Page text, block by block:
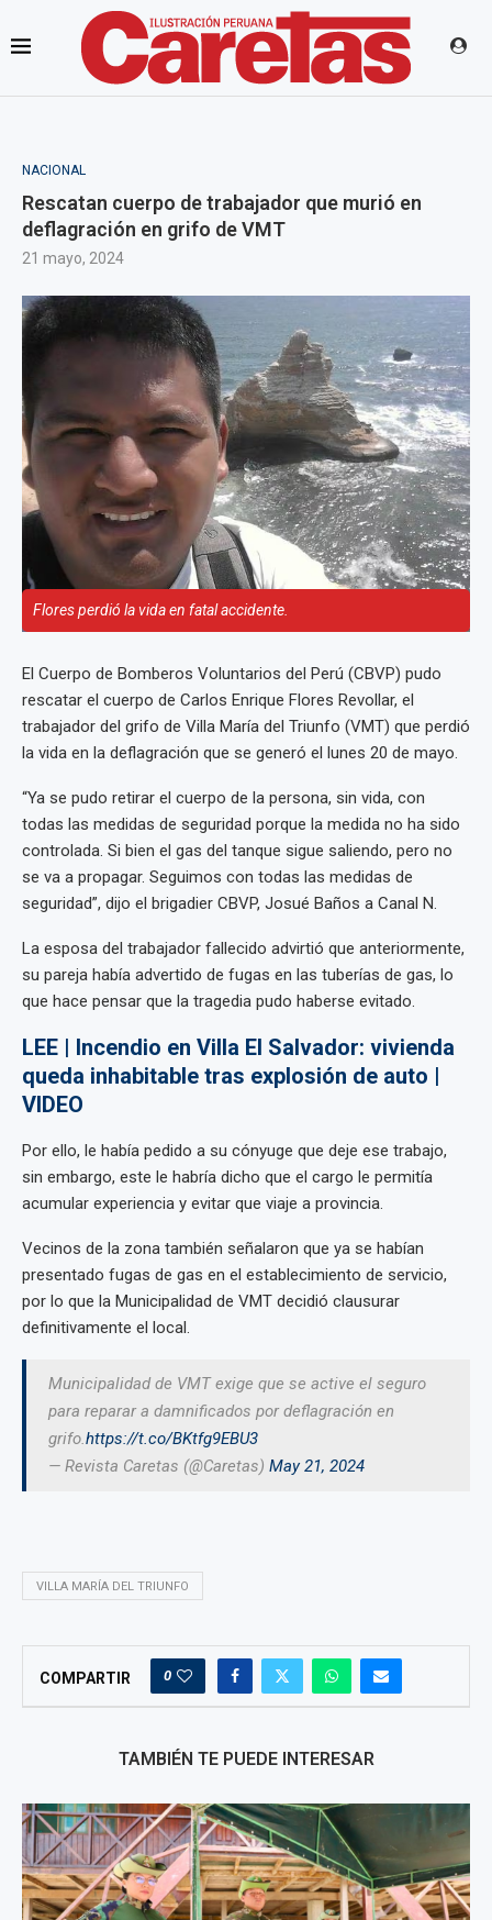
NACIONAL
Rescatan cuerpo de trabajador que murió en
deflagración en grifo de VMT
21 mayo, 2024
Flores perdió la vida en fatal accidente.
El Cuerpo de Bomberos Voluntarios del Perú (CBVP) pudo
rescatar el cuerpo de Carlos Enrique Flores Revollar, el
trabajador del grifo de Villa María del Triunfo (VMT) que perdió
la vida en la deflagración que se generó el lunes 20 de mayo.
“Ya se pudo retirar el cuerpo de la persona, sin vida, con
todas las medidas de seguridad porque la medida no ha sido
controlada. Si bien el gas del tanque sigue saliendo, pero no
se va a propagar. Seguimos con todas las medidas de
seguridad”, dijo el brigadier CBVP, Josué Baños a Canal N.
La esposa del trabajador fallecido advirtió que anteriormente,
su pareja había advertido de fugas en las tuberías de gas, lo
que hace pensar que la tragedia pudo haberse evitado.
LEE | Incendio en Villa El Salvador: vivienda
queda inhabitable tras explosión de auto |
VIDEO
Por ello, le había pedido a su cónyuge que deje ese trabajo,
sin embargo, este le habría dicho que el cargo le permitía
acumular experiencia y evitar que viaje a provincia.
Vecinos de la zona también señalaron que ya se habían
presentado fugas de gas en el establecimiento de servicio,
por lo que la Municipalidad de VMT decidió clausurar
definitivamente el local.
Municipalidad de VMT exige que se active el seguro
para reparar a damnificados por deflagración en
grifo.https://t.co/BKtfg9EBU3
— Revista Caretas (@Caretas) May 21, 2024
VILLA MARÍA DEL TRIUNFO
COMPARTIR 0
TAMBIÉN TE PUEDE INTERESAR